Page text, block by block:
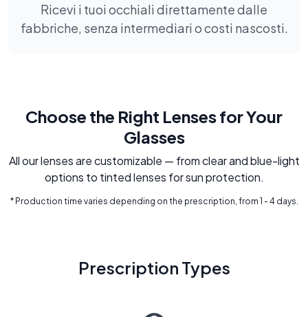
Ricevi i tuoi occhiali direttamente dalle
fabbriche, senza intermediari o costi nascosti.
Choose the Right Lenses for Your
Glasses
All our lenses are customizable — from clear and blue-light
options to tinted lenses for sun protection.
* Production time varies depending on the prescription, from 1 - 4 days.
Prescription Types